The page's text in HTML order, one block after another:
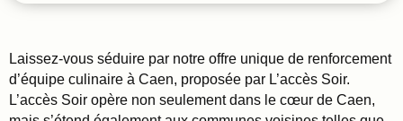
Laissez-vous séduire par notre offre unique de renforcement
d’équipe culinaire à Caen, proposée par L’accès Soir.
L’accès Soir opère non seulement dans le cœur de Caen,